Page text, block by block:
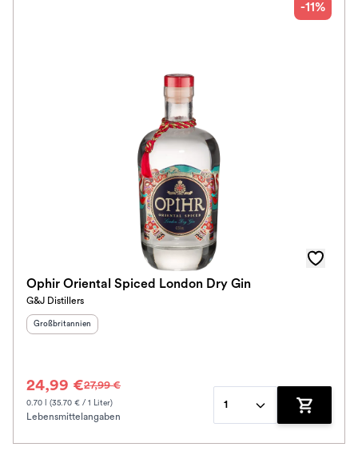
-11%
Ophir Oriental Spiced London Dry Gin
G&J Distillers
Herkunftsland:
Großbritannien
24,99 €27,99 €
0.70 l (35.70 € / 1 Liter)
Lebensmittelangaben
1
Zum